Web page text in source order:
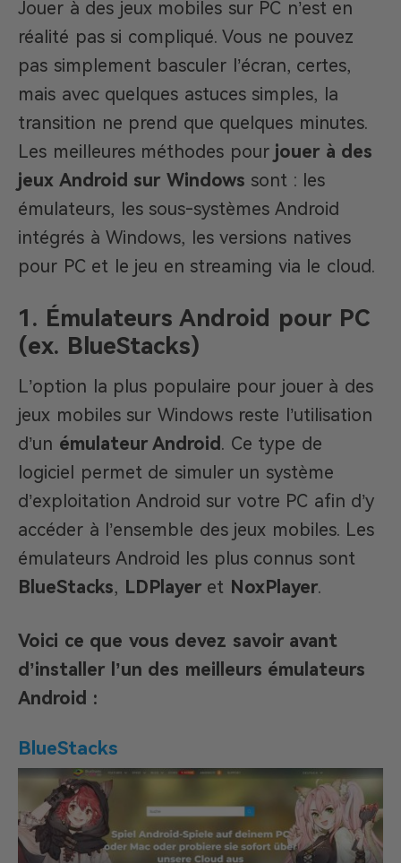
Jouer à des jeux mobiles sur PC n’est en
réalité pas si compliqué. Vous ne pouvez
pas simplement basculer l’écran, certes,
mais avec quelques astuces simples, la
transition ne prend que quelques minutes.
Les meilleures méthodes pourjouer à des
jeux Android sur Windows sont : les
émulateurs, les sous-systèmes Android
intégrés à Windows, les versions natives
pour PC et le jeu en streaming via le cloud.
1. Émulateurs Android pour PC
(ex. BlueStacks)
L’option la plus populaire pour jouer à des
jeux mobiles sur Windows reste l’utilisation
d’un émulateur Android. Ce type de
logiciel permet de simuler un système
d’exploitation Android sur votre PC afin d’y
accéder à l’ensemble des jeux mobiles. Les
émulateurs Android les plus connus sont
BlueStacks, LDPlayeret NoxPlayer.
Voici ce que vous devez savoir avant
d’installer l’un des meilleurs émulateurs
Android :
BlueStacks